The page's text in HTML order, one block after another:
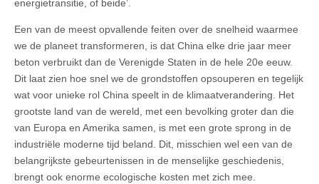
energietransitie, of beide’.
Een van de meest opvallende feiten over de snelheid waarmee
we de planeet transformeren, is dat China elke drie jaar meer
beton verbruikt dan de Verenigde Staten in de hele 20e eeuw.
Dit laat zien hoe snel we de grondstoffen opsouperen en tegelijk
wat voor unieke rol China speelt in de klimaatverandering. Het
grootste land van de wereld, met een bevolking groter dan die
van Europa en Amerika samen, is met een grote sprong in de
industriële moderne tijd beland. Dit, misschien wel een van de
belangrijkste gebeurtenissen in de menselijke geschiedenis,
brengt ook enorme ecologische kosten met zich mee.